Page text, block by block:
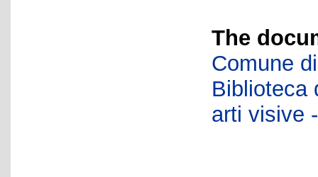
The
Comune
Biblioteca
arti visive